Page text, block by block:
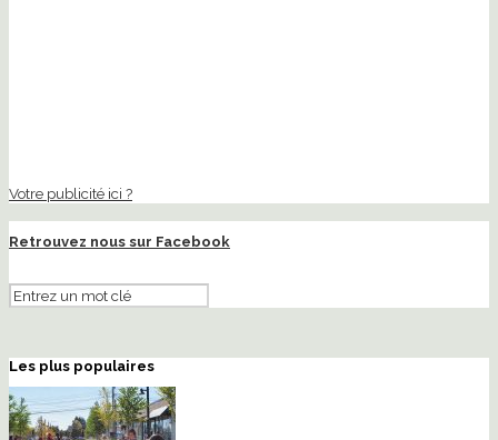
Votre publicité ici ?
Retrouvez nous sur Facebook
Les plus populaires